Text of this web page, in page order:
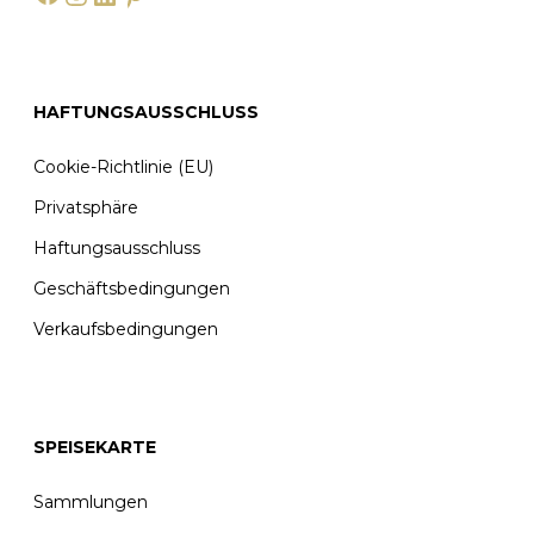
HAFTUNGSAUSSCHLUSS
Cookie-Richtlinie (EU)
Privatsphäre
Haftungsausschluss
Geschäftsbedingungen
Verkaufsbedingungen
SPEISEKARTE
Sammlungen